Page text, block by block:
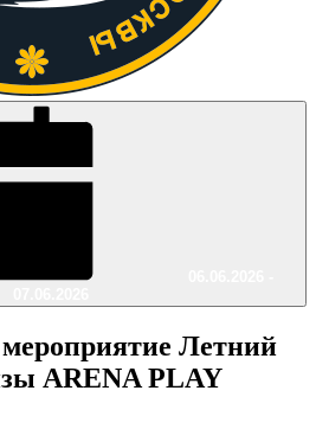
Летний
ARENA PLAY